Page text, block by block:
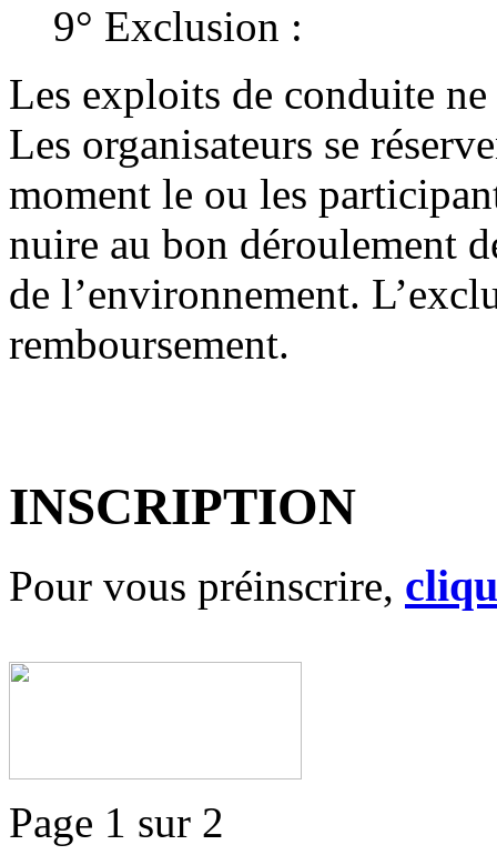
9° Exclusion :
Les exploits de conduite
Les organisateurs se
moment le ou les
nuire au bon déroulement
de l’environnement.
remboursement.
INSCRIPTION
Pour vous préinscrire,
Page 1 sur 2